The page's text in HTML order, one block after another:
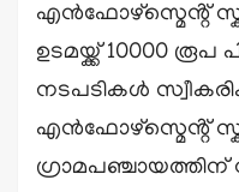
എൻഫോഴ്സ്മെൻ്റ്
ഉടമയ്ക്ക് 10000 രൂപ
നടപടികൾ
എൻഫോഴ്സ്മെൻ്റ്